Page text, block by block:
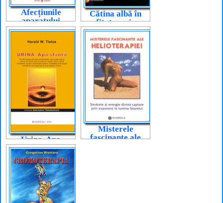
Afecțiunile
aparatului
cardiovascular
Cătina albă în
fitoterapie
Urina. Apa
sfântă
Misterele
fascinante ale